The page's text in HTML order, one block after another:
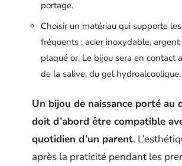
portage.
Choisir un matériau qui supporte
fréquents : acier inoxydable,
plaqué or. Le bijou sera en contact
de la salive, du gel hydroalcoolique.
Un bijou de naissance porté au
doit d’abord être compatible
quotidien d’un parent.
après la praticité pendant les